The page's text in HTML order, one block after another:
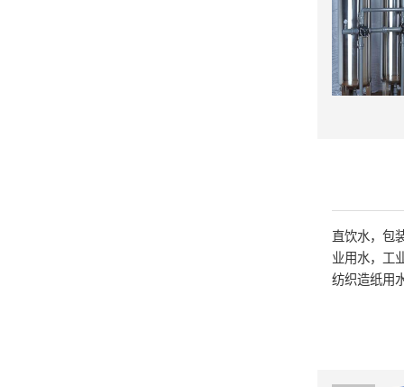
直饮水，包
业用水，工
纺织造纸用